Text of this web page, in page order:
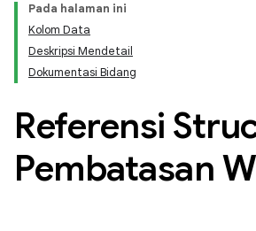
Pada halaman ini
Kolom Data
Deskripsi Mendetail
Dokumentasi Bidang
Referensi
Pembatasan